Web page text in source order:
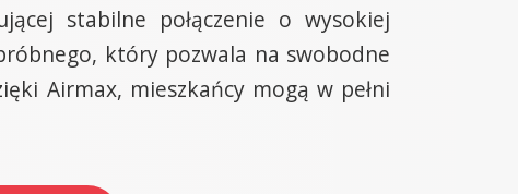
stabilne połączenie o wysokiej
który pozwala na swobodne
Airmax, mieszkańcy mogą w pełni